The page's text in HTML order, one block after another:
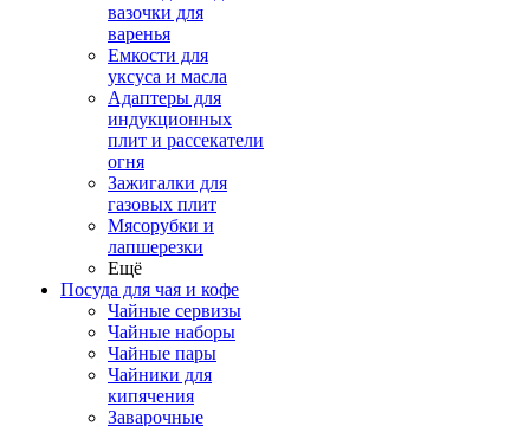
вазочки для
варенья
Емкости для
уксуса и масла
Адаптеры для
индукционных
плит и рассекатели
огня
Зажигалки для
газовых плит
Мясорубки и
лапшерезки
Ещё
Посуда для чая и кофе
Чайные сервизы
Чайные наборы
Чайные пары
Чайники для
кипячения
Заварочные